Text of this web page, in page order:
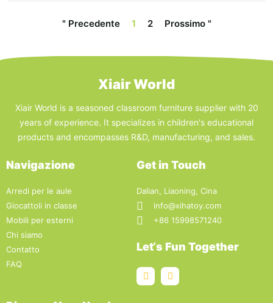
" Precedente 1 2 Prossimo "
Xiair World
Xiair World is a seasoned classroom furniture supplier with 20
years of experience. It specializes in children's educational
products and encompasses R&D, manufacturing, and sales.
Navigazione
Arredi per le aule
Giocattoli in classe
Mobili per esterni
Chi siamo
Contatto
FAQ
Get in Touch
Dalian, Liaoning, Cina
info@xihatoy.com
+86 15998571240
Let‘s Fun Together